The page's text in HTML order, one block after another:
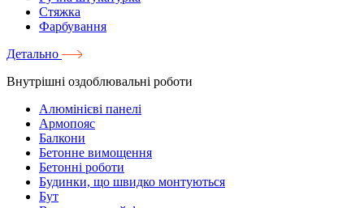
Стяжка
Фарбування
Детально
Внутрішні оздоблювальні роботи
Алюмінієві панелі
Армопояс
Балкони
Бетонне вимощення
Бетонні роботи
Будинки, що швидко монтуються
Бут